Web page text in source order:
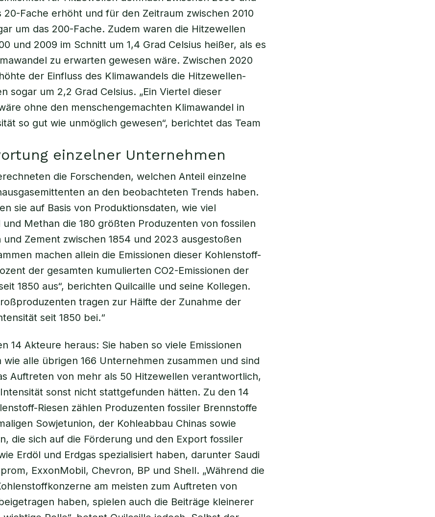
20-Fache erhöht und für den Zeitraum zwischen 2010
um das 200-Fache. Zudem waren die Hitzewellen
und 2009 im Schnitt um 1,4 Grad Celsius heißer, als es
zu erwarten gewesen wäre. Zwischen 2020
der Einfluss des Klimawandels die Hitzewellen-
sogar um 2,2 Grad Celsius. „Ein Viertel dieser
ohne den menschengemachten Klimawandel in
so gut wie unmöglich gewesen“, berichtet das Team
einzelner Unternehmen
die Forschenden, welchen Anteil einzelne
an den beobachteten Trends haben.
sie auf Basis von Produktionsdaten, wie viel
und Methan die 180 größten Produzenten von fossilen
und Zement zwischen 1854 und 2023 ausgestoßen
machen allein die Emissionen dieser Kohlenstoff-
der gesamten kumulierten CO2-Emissionen der
1850 aus“, berichten Quilcaille und seine Kollegen.
tragen zur Hälfte der Zunahme der
seit 1850 bei.“
14 Akteure heraus: Sie haben so viele Emissionen
wie alle übrigen 166 Unternehmen zusammen und sind
Auftreten von mehr als 50 Hitzewellen verantwortlich,
sonst nicht stattgefunden hätten. Zu den 14
Riesen zählen Produzenten fossiler Brennstoffe
Sowjetunion, der Kohleabbau Chinas sowie
die sich auf die Förderung und den Export fossiler
Erdöl und Erdgas spezialisiert haben, darunter Saudi
ExxonMobil, Chevron, BP und Shell. „Während die
am meisten zum Auftreten von
haben, spielen auch die Beiträge kleinerer